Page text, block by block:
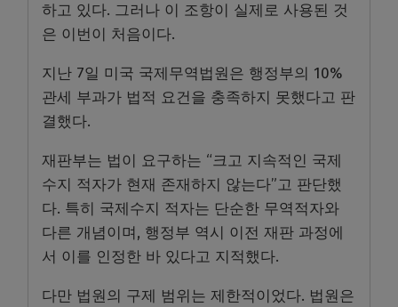
하고 있다. 그러나 이 조항이 실제로 사용된 것
은 이번이 처음이다.
지난 7일 미국 국제무역법원은 행정부의 10%
관세 부과가 법적 요건을 충족하지 못했다고 판
결했다.
재판부는 법이 요구하는 “크고 지속적인 국제
수지 적자가 현재 존재하지 않는다”고 판단했
다. 특히 국제수지 적자는 단순한 무역적자와
다른 개념이며, 행정부 역시 이전 재판 과정에
서 이를 인정한 바 있다고 지적했다.
다만 법원의 구제 범위는 제한적이었다. 법원은